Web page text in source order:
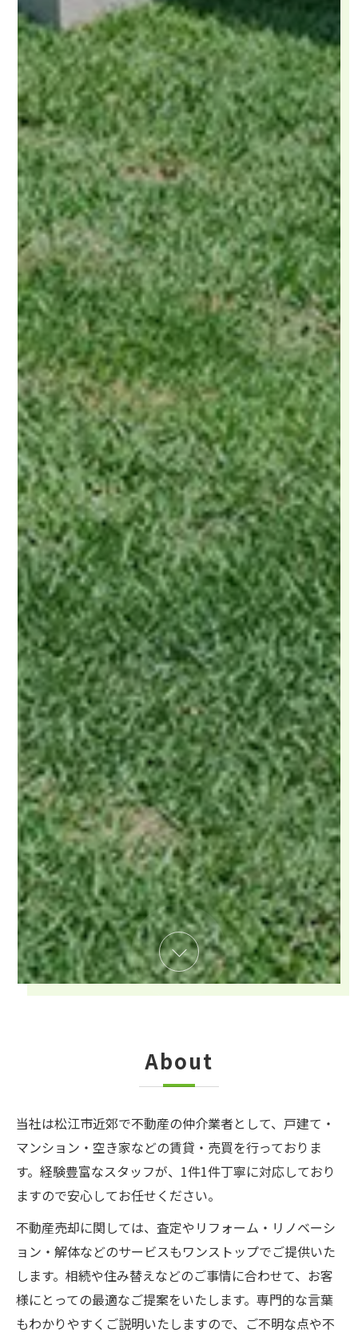
About
当社は松江市近郊で不動産の仲介業者として、戸建て・
マンション・空き家などの賃貸・売買を行っておりま
す。経験豊富なスタッフが、1件1件丁寧に対応しており
ますので安心してお任せください。
不動産売却に関しては、査定やリフォーム・リノベーシ
ョン・解体などのサービスもワンストップでご提供いた
します。相続や住み替えなどのご事情に合わせて、お客
様にとっての最適なご提案をいたします。専門的な言葉
もわかりやすくご説明いたしますので、ご不明な点や不